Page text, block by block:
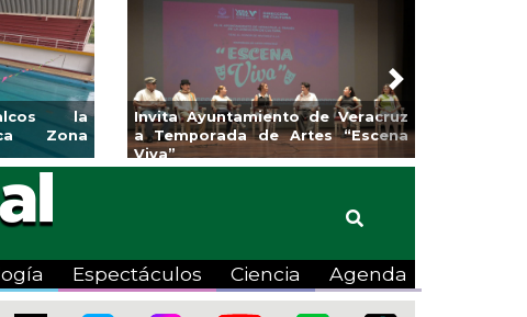
la
Zona
Invita Ayuntamiento de Veracruz
a Temporada de Artes “Escena
Viva”
Next
Espectáculos Ciencia Agenda